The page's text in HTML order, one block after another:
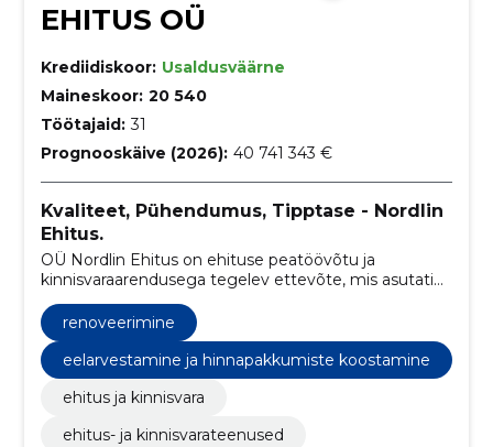
EHITUS OÜ
Krediidiskoor: Usaldusväärne
Maineskoor: 20 540
Töötajaid: 31
Prognooskäive (2026): 40 741 343 €
Kvaliteet, Pühendumus, Tipptase - Nordlin
Ehitus.
OÜ Nordlin Ehitus on ehituse peatöövõtu ja
kinnisvaraarendusega tegelev ettevõte, mis asutati
2010. aastal. Neljateistkümne tegutsemisaasta
jooksul oleme kasvanud üheks turu juhtivaks
ettevõtteks Eestis.
renoveerimine
eelarvestamine ja hinnapakkumiste koostamine
ehitus ja kinnisvara
ehitus- ja kinnisvarateenused